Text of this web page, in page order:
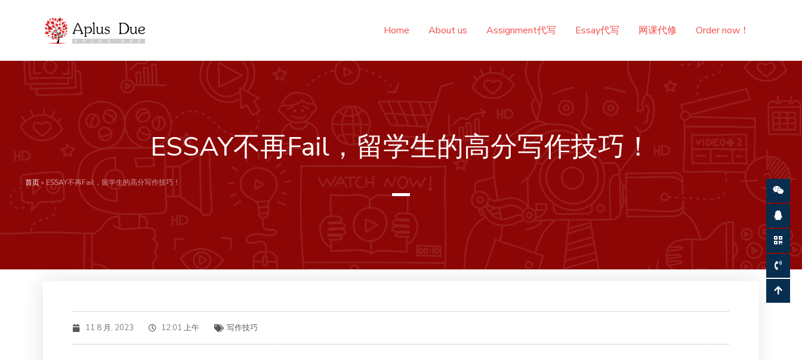
容
Home About us Assignment代写 Essay代写 网课代修 Order now！
ESSAY不再Fail，留学生的高分写作技巧！
首页» ESSAY不再Fail，留学生的高分写作技巧！
11 8 月, 2023 12:01 上午 写作技巧